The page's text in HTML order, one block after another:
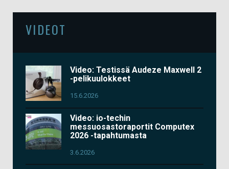
VIDEOT
Video: Testissä Audeze Maxwell 2
-pelikuulokkeet
15.6.2026
Video: io-techin
messuosastoraportit Computex
2026 -tapahtumasta
3.6.2026